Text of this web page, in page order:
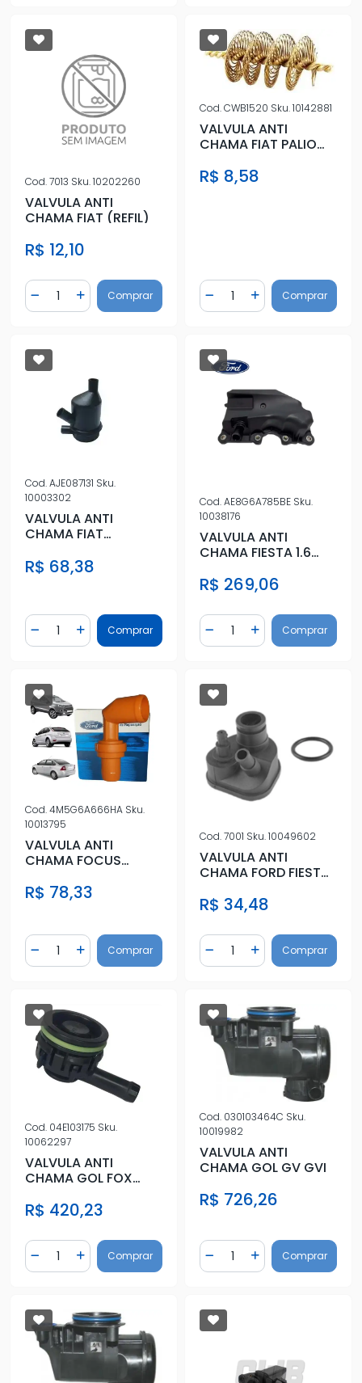
Cod.7013 Sku.10202260
VALVULA ANTI
CHAMA FIAT (REFIL)
R$ 12,10
Diminuir Quantidade
Quantidade
Adicionar Quantidade
Comprar
Cod.CWB1520 Sku.10142881
VALVULA ANTI
CHAMA FIAT PALIO
R$ 8,58
Diminuir Quantidade
Quantidade
AdicionarComprar
Cod.AJE087131 Sku.
10003302
VALVULA ANTI
CHAMA FIAT
1.5 TDS
R$ 68,38
Diminuir Quantidade
Quantidade
Adicionar Quantidade
Comprar
Cod.AE8G6A785BE Sku.
10038176
VALVULA ANTI
CHAMA FIESTA 1.6
R$ 269,06
Diminuir Quantidade
Quantidade
AdicionarComprar
Cod.4M5G6A666HA Sku.
10013795
VALVULA ANTI
CHAMA FOCUS
R$ 78,33
Diminuir Quantidade
Quantidade
Adicionar Quantidade
Comprar
Cod.7001 Sku.10049602
VALVULA ANTI
CHAMA FORD FIESTA
R$ 34,48
Diminuir Quantidade
Quantidade
AdicionarComprar
Cod. 04E103175 Sku.
10062297
VALVULA ANTI
CHAMA GOL FOX
POLO VIRTUS 1.0 3C
R$ 420,23
Diminuir Quantidade
Quantidade
Adicionar Quantidade
Comprar
Cod. 030103464C Sku.
10019982
VALVULA ANTI
CHAMA GOL GV GVI
R$ 726,26
Diminuir Quantidade
Quantidade
AdicionarComprar